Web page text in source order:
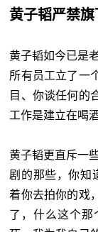
黄子韬严禁
黄子韬如今已是
所有员工立了一
目、你谈任何的
工作是建立在喝
黄子韬更直斥一
剧的那些，你知
着你去拍你的戏
了，什么这个那